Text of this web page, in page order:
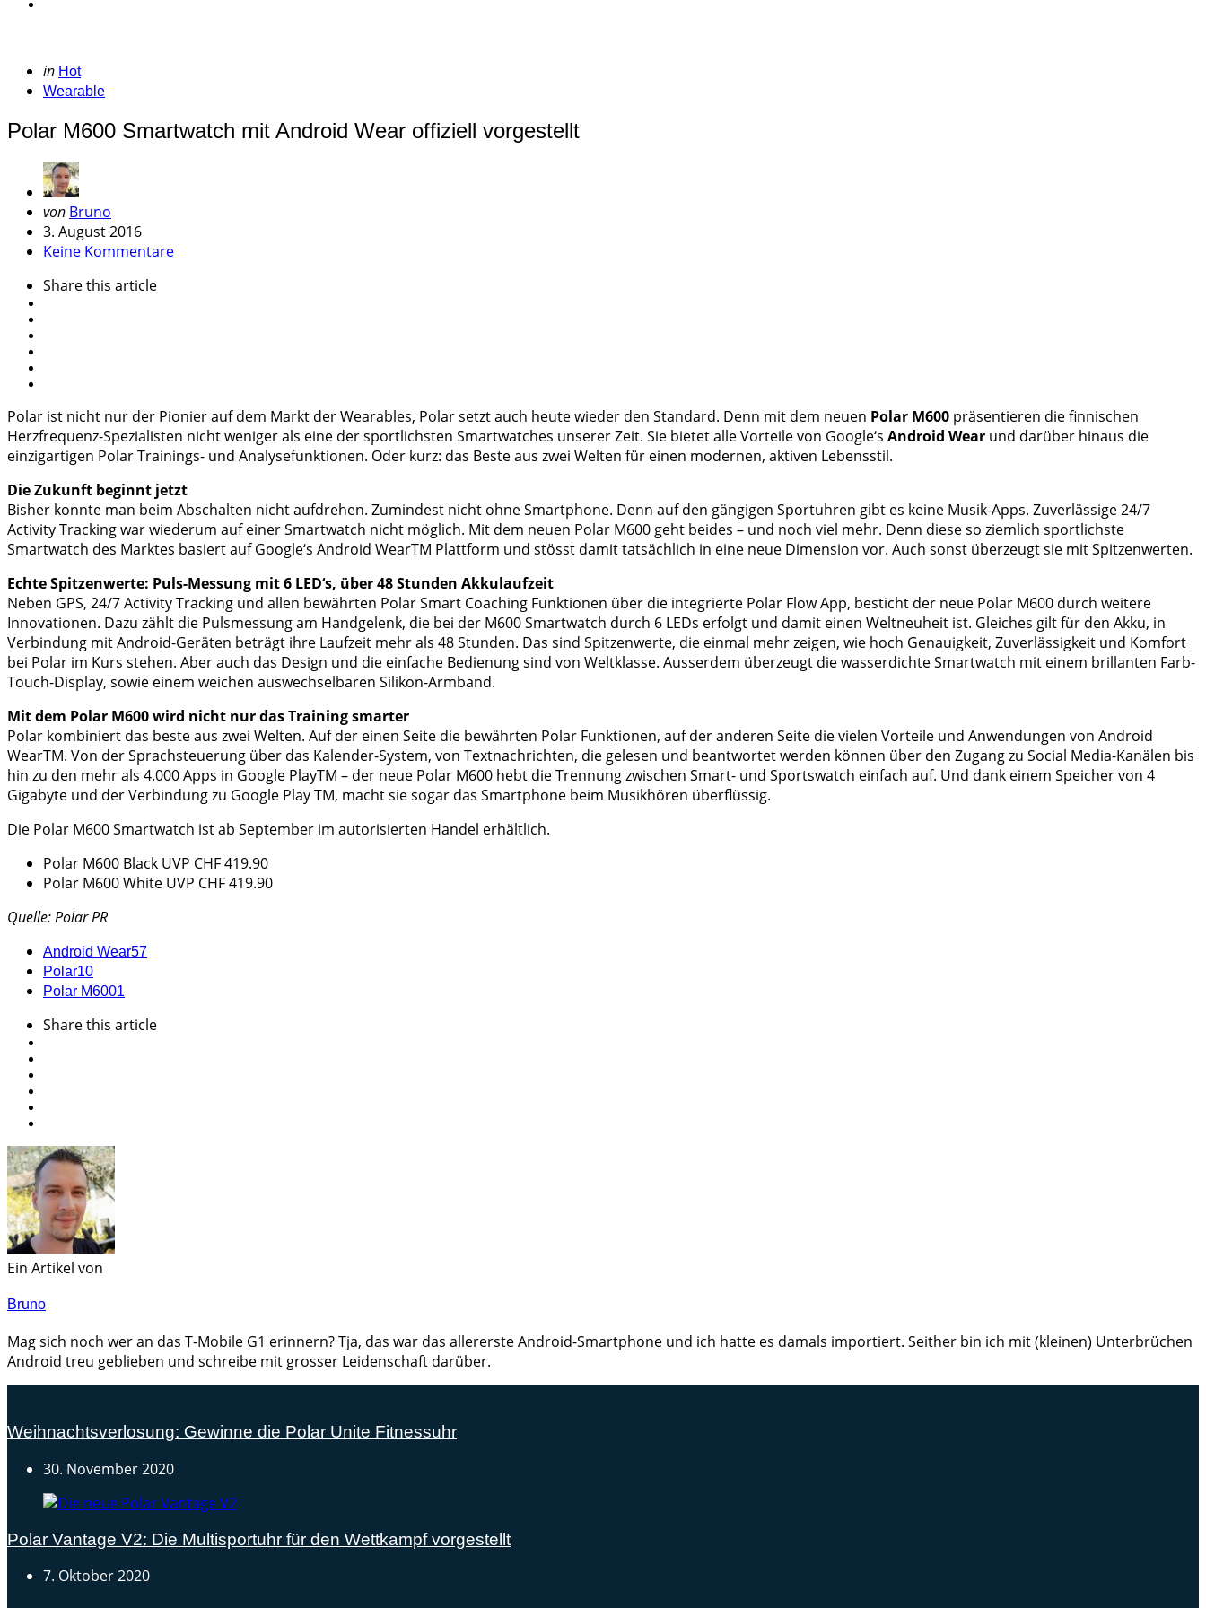
Categories
Posted
in
in Hot
Wearable
Polar M600 Smartwatch mit Android Wear offiziell vorgestellt
Geschrieben
von
von Bruno
3. August 2016
Keine Kommentare
Sharethis article
Polar ist nicht nur der Pionier auf dem Markt der Wearables, Polar setzt auch heute wieder den Standard. Denn mit dem neuen Polar M600 präsentieren die finnischen
Herzfrequenz-Spezialisten nicht weniger als eine der sportlichsten Smartwatches unserer Zeit. Sie bietet alle Vorteile von Google‘s Android Wear und darüber hinaus die
einzigartigen Polar Trainings- und Analysefunktionen. Oder kurz: das Beste aus zwei Welten für einen modernen, aktiven Lebensstil.
Die Zukunft beginnt jetzt
Bisher konnte man beim Abschalten nicht aufdrehen. Zumindest nicht ohne Smartphone. Denn auf den gängigen Sportuhren gibt es keine Musik-Apps. Zuverlässige 24/7
Activity Tracking war wiederum auf einer Smartwatch nicht möglich. Mit dem neuen Polar M600 geht beides – und noch viel mehr. Denn diese so ziemlich sportlichste
Smartwatch des Marktes basiert auf Google‘s Android WearTM Plattform und stösst damit tatsächlich in eine neue Dimension vor. Auch sonst überzeugt sie mit Spitzenwerten.
Echte Spitzenwerte: Puls-Messung mit 6 LED‘s, über 48 Stunden Akkulaufzeit
Neben GPS, 24/7 Activity Tracking und allen bewährten Polar Smart Coaching Funktionen über die integrierte Polar Flow App, besticht der neue Polar M600 durch weitere
Innovationen. Dazu zählt die Pulsmessung am Handgelenk, die bei der M600 Smartwatch durch 6 LEDs erfolgt und damit einen Weltneuheit ist. Gleiches gilt für den Akku, in
Verbindung mit Android-Geräten beträgt ihre Laufzeit mehr als 48 Stunden. Das sind Spitzenwerte, die einmal mehr zeigen, wie hoch Genauigkeit, Zuverlässigkeit und Komfort
bei Polar im Kurs stehen. Aber auch das Design und die einfache Bedienung sind von Weltklasse. Ausserdem überzeugt die wasserdichte Smartwatch mit einem brillanten Farb-
Touch-Display, sowie einem weichen auswechselbaren Silikon-Armband.
Mit dem Polar M600 wird nicht nur das Training smarter
Polar kombiniert das beste aus zwei Welten. Auf der einen Seite die bewährten Polar Funktionen, auf der anderen Seite die vielen Vorteile und Anwendungen von Android
WearTM. Von der Sprachsteuerung über das Kalender-System, von Textnachrichten, die gelesen und beantwortet werden können über den Zugang zu Social Media-Kanälen bis
hin zu den mehr als 4.000 Apps in Google PlayTM – der neue Polar M600 hebt die Trennung zwischen Smart- und Sportswatch einfach auf. Und dank einem Speicher von 4
Gigabyte und der Verbindung zu Google Play TM, macht sie sogar das Smartphone beim Musikhören überflüssig.
Die Polar M600 Smartwatch ist ab September im autorisierten Handel erhältlich.
Polar M600 Black UVP CHF 419.90
Polar M600 White UVP CHF 419.90
Quelle: Polar PR
Android Wear57
Polar10
Polar M6001
Sharethis article
Ein Artikel von
Bruno
Mag sich noch wer an das T-Mobile G1 erinnern? Tja, das war das allererste Android-Smartphone und ich hatte es damals importiert. Seither bin ich mit (kleinen) Unterbrüchen
Android treu geblieben und schreibe mit grosser Leidenschaft darüber.
Weihnachtsverlosung: Gewinne die Polar Unite Fitnessuhr
30. November 2020
Polar Vantage V2: Die Multisportuhr für den Wettkampf vorgestellt
7. Oktober 2020